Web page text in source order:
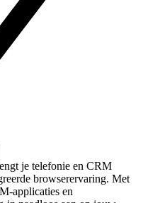
je telefonie en CRM
browserervaring. Met
applicaties en